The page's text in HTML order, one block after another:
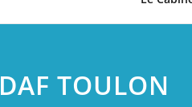
DAF TOULON